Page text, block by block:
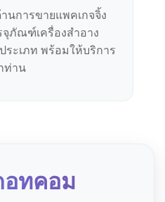
นการขายแพคเกจจิ้ง
ภัณฑ์เครื่องสำอาง
ะเภท พร้อมให้บริการ
ท่าน
อทคอม